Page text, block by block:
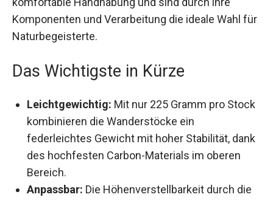
ihre Komponenten und Verarbeitung die ideale
Wahl für Naturbegeisterte.
Das Wichtigste in Kürze
Stock kombinieren die Wanderstöcke ein
federleichtes Gewicht mit hoher Stabilität,
dank des hochfesten Carbon-Materials im
oberen Bereich.
Anpassbar:
Teleskopfunktion (65-135 cm) ermöglicht eine